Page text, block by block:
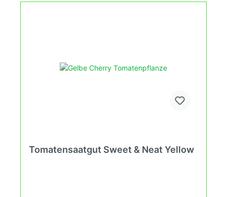
Tomatensaatgut Sweet & Neat Yellow